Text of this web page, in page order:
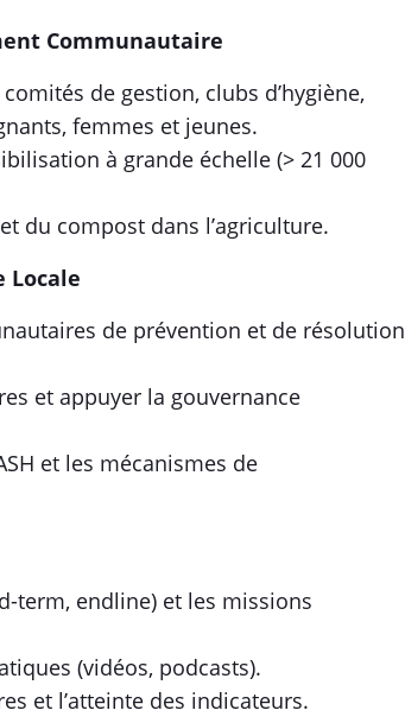
Communautaire
de gestion, clubs d’hygiène,
femmes et jeunes.
à grande échelle (> 21 000
du compost dans l’agriculture.
Locale
de prévention et de résolution
et appuyer la gouvernance
et les mécanismes de
term, endline) et les missions
(vidéos, podcasts).
et l’atteinte des indicateurs.